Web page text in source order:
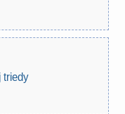
triedy